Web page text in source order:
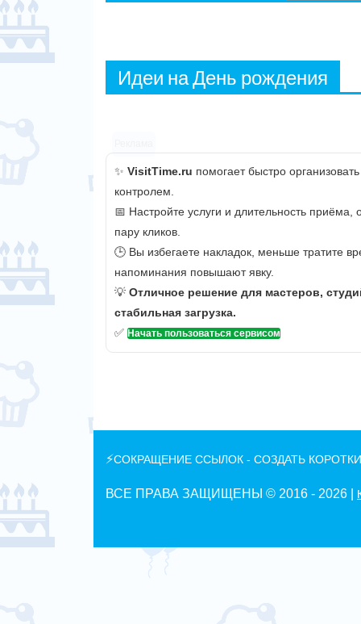
Идеи на День рождения
✨ VisitTime.ru помогает быстро
контролем.
📅 Настройте услуги и длительность
пару кликов.
🕒 Вы избегаете накладок, меньше тратите
напоминания повышают явку.
💡 Отличное решение для мастеров,
стабильная загрузка.
✅ Начать пользоваться сервисом
⚡СОКРАЩЕНИЕ ССЫЛОК - СОЗДАТЬ
ВСЕ ПРАВА ЗАЩИЩЕНЫ © 2016 - 2026 |